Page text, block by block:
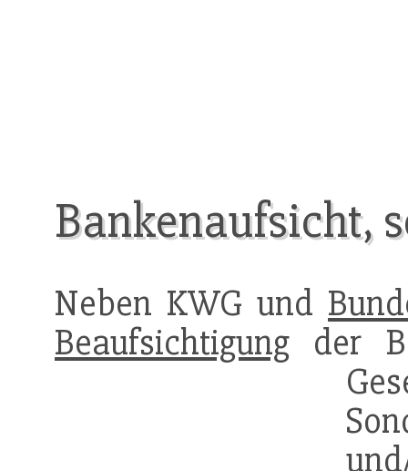
Bankenaufsicht,
Neben KWG und
Beaufsichtigung der